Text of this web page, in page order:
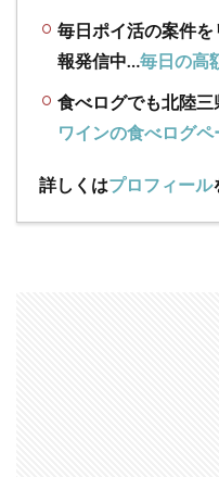
毎日ポイ活の案件
報発信中…毎日の高
食べログでも北陸
ワインの食べログペ
詳しくはプロフィール